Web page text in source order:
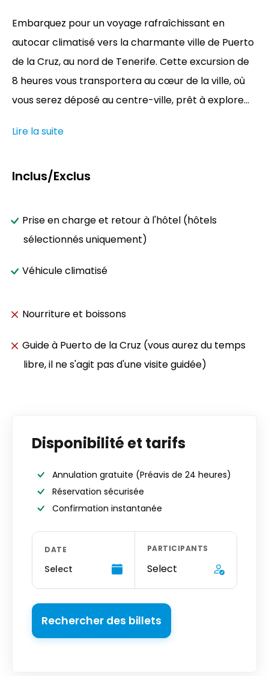
Embarquez pour un voyage rafraîchissant en
autocar climatisé vers la charmante ville de Puerto
de la Cruz, au nord de Tenerife. Cette excursion de
8 heures vous transportera au cœur de la ville, où
vous serez déposé au centre-ville, prêt à explore...
Lire la suite
Inclus/Exclus
Prise en charge et retour à l'hôtel (hôtels
sélectionnés uniquement)
Véhicule climatisé
Nourriture et boissons
Guide à Puerto de la Cruz (vous aurez du temps
libre, il ne s'agit pas d'une visite guidée)
Disponibilité et tarifs
Annulation gratuite (Préavis de 24 heures)
Réservation sécurisée
Confirmation instantanée
DATE
Select
PARTICIPANTS
Select
Rechercher des billets